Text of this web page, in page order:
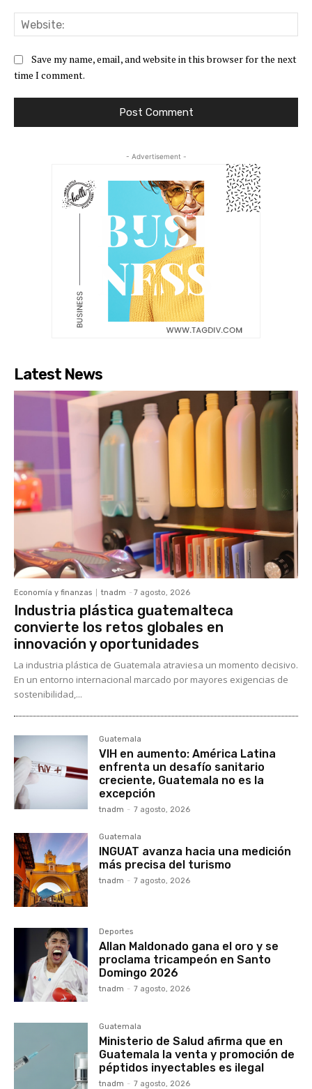
Save my name, email, and website in this browser for the next
time I comment.
- Advertisement -
Latest News
Economía y finanzas tnadm - 7 agosto, 2026
Industria plástica guatemalteca
convierte los retos globales en
innovación y oportunidades
La industria plástica de Guatemala atraviesa un momento decisivo.
En un entorno internacional marcado por mayores exigencias de
sostenibilidad,...
Guatemala
VIH en aumento: América Latina
enfrenta un desafío sanitario
creciente, Guatemala no es la
excepción
tnadm - 7 agosto, 2026
Guatemala
INGUAT avanza hacia una medición
más precisa del turismo
tnadm - 7 agosto, 2026
Deportes
Allan Maldonado gana el oro y se
proclama tricampeón en Santo
Domingo 2026
tnadm - 7 agosto, 2026
Guatemala
Ministerio de Salud afirma que en
Guatemala la venta y promoción de
péptidos inyectables es ilegal
tnadm - 7 agosto, 2026